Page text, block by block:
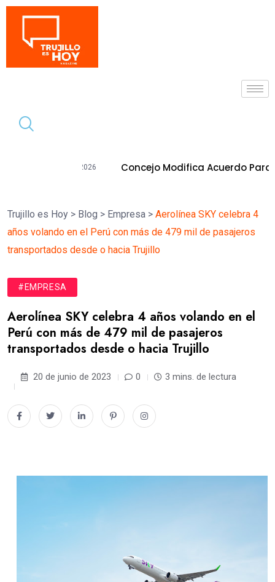
Concejo Modifica Acuerdo Para Ejecutar
Trujillo es Hoy > Blog > Empresa > Aerolínea SKY celebra 4
años volando en el Perú con más de 479 mil de pasajeros
transportados desde o hacia Trujillo
#EMPRESA
Aerolínea SKY celebra 4 años volando en el
Perú con más de 479 mil de pasajeros
transportados desde o hacia Trujillo
20 de junio de 2023 0 3 mins. de lectura